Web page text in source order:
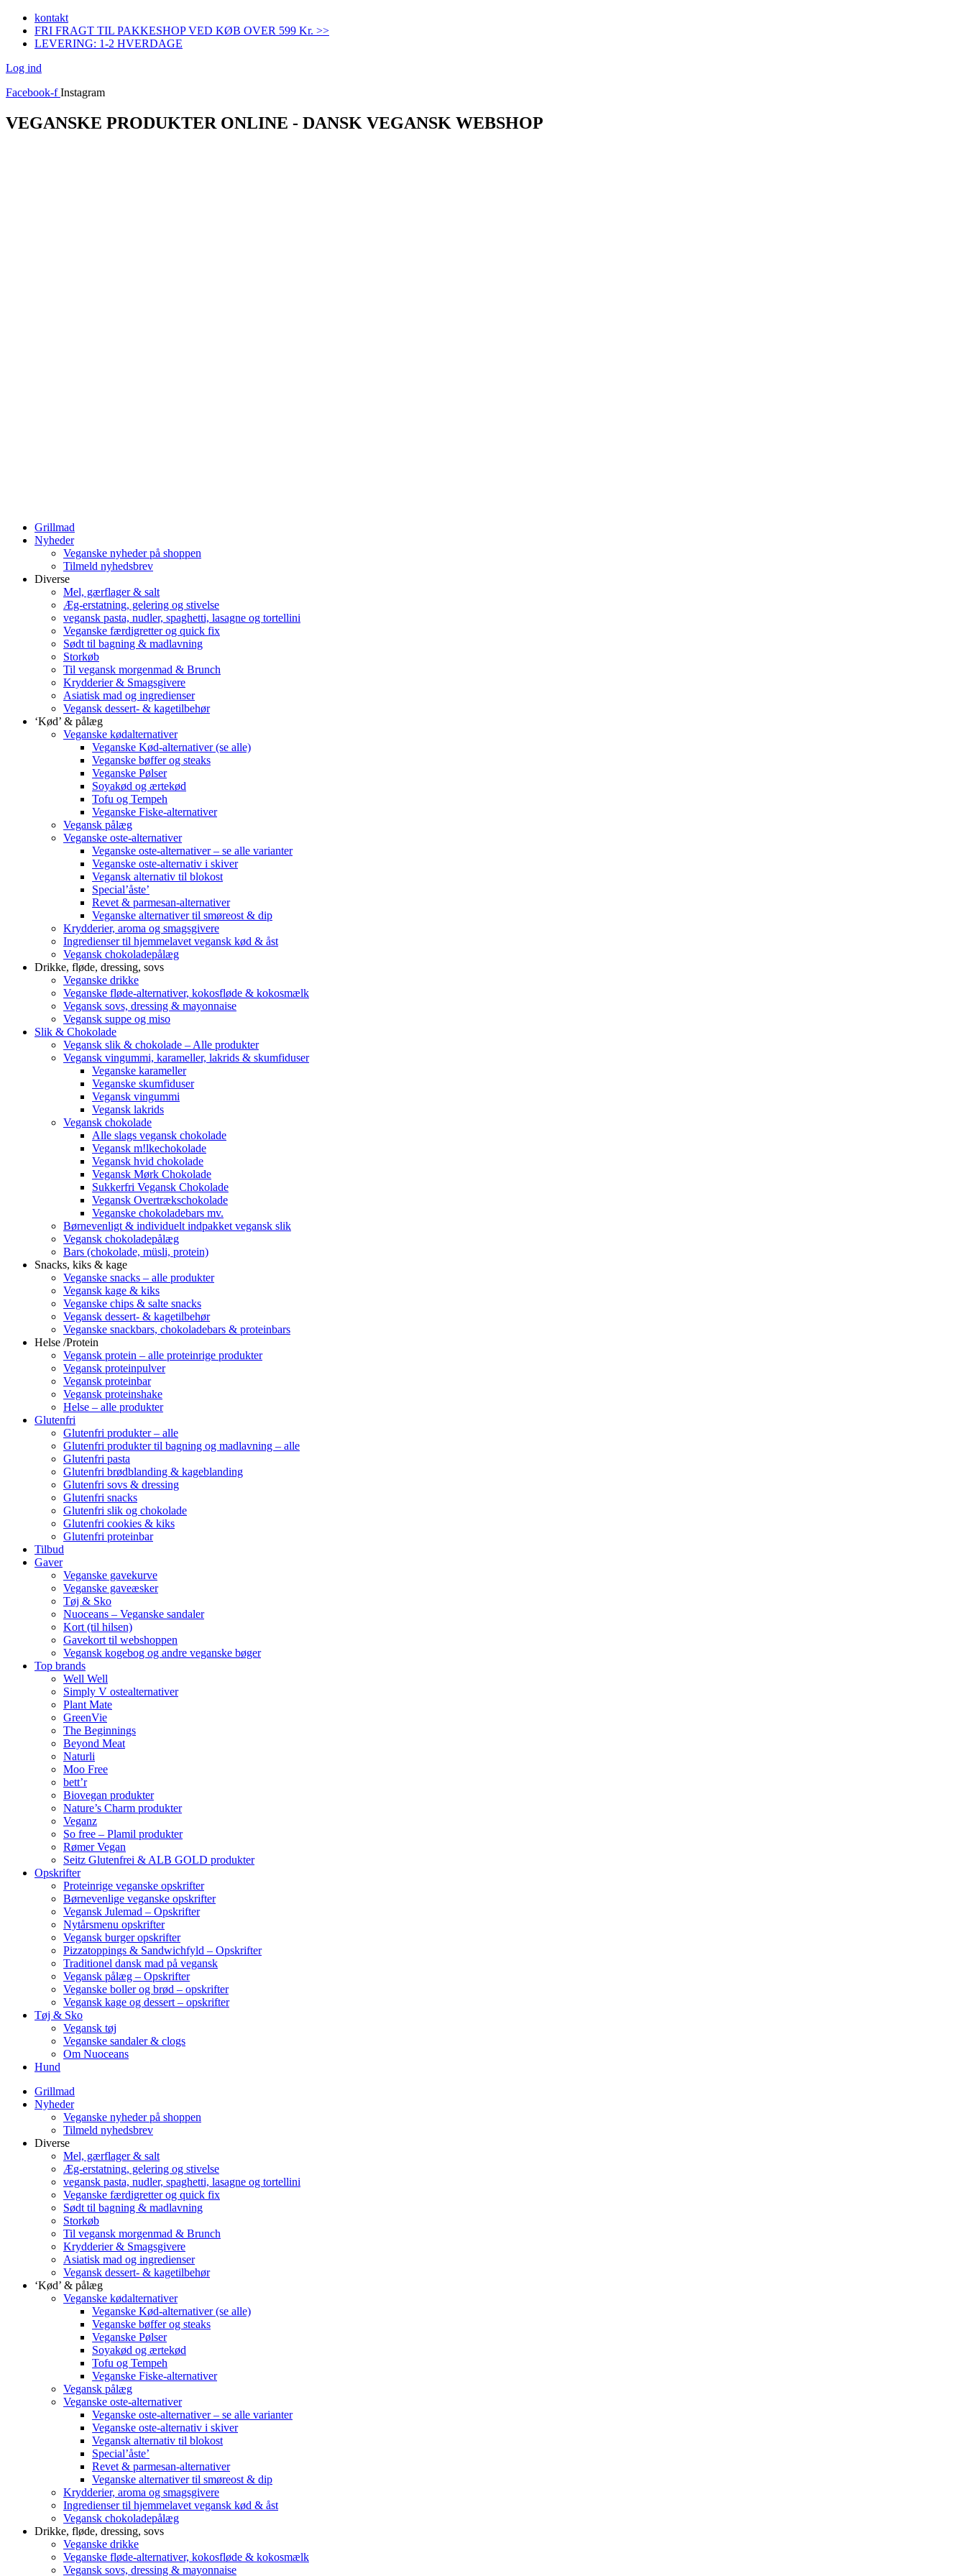
Videre
indhold
kontakt
FRI FRAGT TIL PAKKESHOP VED KØB OVER 599 Kr. >>
LEVERING: 1-2 HVERDAGE
Log ind
Facebook-f Instagram
VEGANSKE PRODUKTER ONLINE - DANSK VEGANSK WEBSHOP
Grillmad
Nyheder
Veganske nyheder på shoppen
Tilmeld nyhedsbrev
Diverse
Mel, gærflager & salt
Æg-erstatning, gelering og stivelse
vegansk pasta, nudler, spaghetti, lasagne og tortellini
Veganske færdigretter og quick fix
Sødt til bagning & madlavning
Storkøb
Til vegansk morgenmad & Brunch
Krydderier & Smagsgivere
Asiatisk mad og ingredienser
Vegansk dessert- & kagetilbehør
‘Kød’ & pålæg
Veganske kødalternativer
Veganske Kød-alternativer (se alle)
Veganske bøffer og steaks
Veganske Pølser
Soyakød og ærtekød
Tofu og Tempeh
Veganske Fiske-alternativer
Vegansk pålæg
Veganske oste-alternativer
Veganske oste-alternativer – se alle varianter
Veganske oste-alternativ i skiver
Vegansk alternativ til blokost
Special’åste’
Revet & parmesan-alternativer
Veganske alternativer til smøreost & dip
Krydderier, aroma og smagsgivere
Ingredienser til hjemmelavet vegansk kød & åst
Vegansk chokoladepålæg
Drikke, fløde, dressing, sovs
Veganske drikke
Veganske fløde-alternativer, kokosfløde & kokosmælk
Vegansk sovs, dressing & mayonnaise
Vegansk suppe og miso
Slik & Chokolade
Vegansk slik & chokolade – Alle produkter
Vegansk vingummi, karameller, lakrids & skumfiduser
Veganske karameller
Veganske skumfiduser
Vegansk vingummi
Vegansk lakrids
Vegansk chokolade
Alle slags vegansk chokolade
Vegansk m!lkechokolade
Vegansk hvid chokolade
Vegansk Mørk Chokolade
Sukkerfri Vegansk Chokolade
Vegansk Overtrækschokolade
Veganske chokoladebars mv.
Børnevenligt & individuelt indpakket vegansk slik
Vegansk chokoladepålæg
Bars (chokolade, müsli, protein)
Snacks, kiks & kage
Veganske snacks – alle produkter
Vegansk kage & kiks
Veganske chips & salte snacks
Vegansk dessert- & kagetilbehør
Veganske snackbars, chokoladebars & proteinbars
Helse /Protein
Vegansk protein – alle proteinrige produkter
Vegansk proteinpulver
Vegansk proteinbar
Vegansk proteinshake
Helse – alle produkter
Glutenfri
Glutenfri produkter – alle
Glutenfri produkter til bagning og madlavning – alle
Glutenfri pasta
Glutenfri brødblanding & kageblanding
Glutenfri sovs & dressing
Glutenfri snacks
Glutenfri slik og chokolade
Glutenfri cookies & kiks
Glutenfri proteinbar
Tilbud
Gaver
Veganske gavekurve
Veganske gaveæsker
Tøj & Sko
Nuoceans – Veganske sandaler
Kort (til hilsen)
Gavekort til webshoppen
Vegansk kogebog og andre veganske bøger
Top brands
Well Well
Simply V ostealternativer
Plant Mate
GreenVie
The Beginnings
Beyond Meat
Naturli
Moo Free
bett’r
Biovegan produkter
Nature’s Charm produkter
Veganz
So free – Plamil produkter
Rømer Vegan
Seitz Glutenfrei & ALB GOLD produkter
Opskrifter
Proteinrige veganske opskrifter
Børnevenlige veganske opskrifter
Vegansk Julemad – Opskrifter
Nytårsmenu opskrifter
Vegansk burger opskrifter
Pizzatoppings & Sandwichfyld – Opskrifter
Traditionel dansk mad på vegansk
Vegansk pålæg – Opskrifter
Veganske boller og brød – opskrifter
Vegansk kage og dessert – opskrifter
Tøj & Sko
Vegansk tøj
Veganske sandaler & clogs
Om Nuoceans
Hund
Grillmad
Nyheder
Veganske nyheder på shoppen
Tilmeld nyhedsbrev
Diverse
Mel, gærflager & salt
Æg-erstatning, gelering og stivelse
vegansk pasta, nudler, spaghetti, lasagne og tortellini
Veganske færdigretter og quick fix
Sødt til bagning & madlavning
Storkøb
Til vegansk morgenmad & Brunch
Krydderier & Smagsgivere
Asiatisk mad og ingredienser
Vegansk dessert- & kagetilbehør
‘Kød’ & pålæg
Veganske kødalternativer
Veganske Kød-alternativer (se alle)
Veganske bøffer og steaks
Veganske Pølser
Soyakød og ærtekød
Tofu og Tempeh
Veganske Fiske-alternativer
Vegansk pålæg
Veganske oste-alternativer
Veganske oste-alternativer – se alle varianter
Veganske oste-alternativ i skiver
Vegansk alternativ til blokost
Special’åste’
Revet & parmesan-alternativer
Veganske alternativer til smøreost & dip
Krydderier, aroma og smagsgivere
Ingredienser til hjemmelavet vegansk kød & åst
Vegansk chokoladepålæg
Drikke, fløde, dressing, sovs
Veganske drikke
Veganske fløde-alternativer, kokosfløde & kokosmælk
Vegansk sovs, dressing & mayonnaise